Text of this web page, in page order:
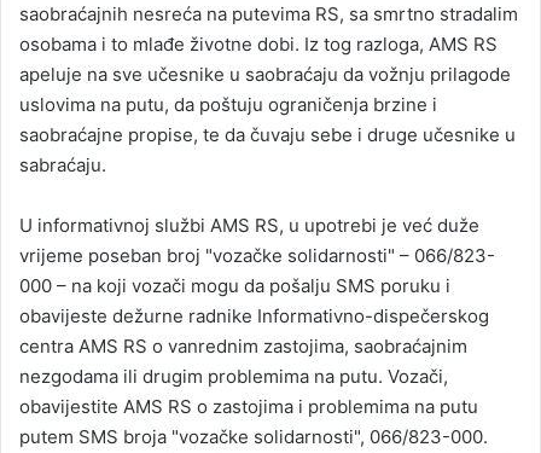
saobraćajnih nesreća na putevima RS, sa smrtno stradalim
osobama i to mlađe životne dobi. Iz tog razloga, AMS RS
apeluje na sve učesnike u saobraćaju da vožnju prilagode
uslovima na putu, da poštuju ograničenja brzine i
saobraćajne propise, te da čuvaju sebe i druge učesnike u
sabraćaju.
U informativnoj službi AMS RS, u upotrebi je već duže
vrijeme poseban broj "vozačke solidarnosti" – 066/823-
000 – na koji vozači mogu da pošalju SMS poruku i
obavijeste dežurne radnike Informativno-dispečerskog
centra AMS RS o vanrednim zastojima, saobraćajnim
nezgodama ili drugim problemima na putu. Vozači,
obavijestite AMS RS o zastojima i problemima na putu
putem SMS broja "vozačke solidarnosti", 066/823-000.